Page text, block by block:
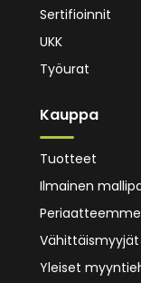
Sertifioinnit
UKK
Työurat
Kauppa
Tuotteet
Ilmainen
Periaatteemme
Vähittäismyyjät
Yleiset